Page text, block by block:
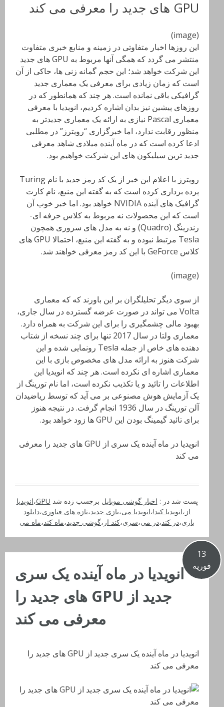
GPU های جدید را معرفی می کند
(image)
این روزها اخبار متفاوتی در زمینه و منابع خبری متفاوت
منتشر می گردد که همگی آنها مربوط به GPU های جدید
این شرکت خواهد شد؛ این حجم گمانه زنی ها، حاکی از آن
است که زمان زیادی برای معرفی یک معماری جدید
گرافیکی باقی نمانده است. هر چند که همانطور که در
روزهای پیشین نیز بدان اشاره کردیم، انویدیا با معرفی
معماری Pascal نیازی به ارائه یک معماری جدیدتر به
منظور رقابت ندارد، اما خبرگزاری “رویترز” در مطلبی
ادعا کرده است که در ماه آینده میلادی شاهد معرفی
جدید ترین سیلیکون های این شرکت خواهیم بود.
رویترز با اعلام این خبر از یک کد رمز جدید با نام Turing
پرده برداری کرده است که به گفته این منبع، نام کارت
گرافیک های آینده NVIDIA خواهد بود. اما خبر خوب آن
است که این محصولات نه مربوط به کلاس حرفه ای-
رندرینگ (Quadro) و نه به مدل های سروری همچون
Tesla مرتبط نبوده و به گفته این منبع، احتمالا GPU های
کلاس GeForce با این کد رمز معرفی خواهند شد.
(image)
از سوی دیگر تحلیلگران بر این باورند که که معماری
Volta می تواند در صورت عرضه گسترده در سال جاری،
بهبود مالی چشمگیری را برای این شرکت به همراه دارد.
معماری ولتا در سال 2017 تنها برای چند نسخه از شتاب
دهنده های خاص از جمله Tesla رونمایی شده و این
شرکت هنوز به ارائه مدل های مخصوص بازی با این
معماری اشاره ای نکرده است. هر چند که انویدیا این
اطلاعات را تائید و یا تکذیب نکرده است، اما نام تورینگ از
یک آزمایش هوش مصنوعی بر می آید که توسط ریاضیدان
آلن تورینگ در سال 1936 انجام گرفت. در نتیجه هنوز
برای تائید گیمینگ بودن این GPU ها زود خواهد بود.
انویدیا در ماه آینده یک سری از GPU های جدید را معرفی
می کند
پست شد در : اخبار گوشی موبایل برچسب زده شد GPU،انویدیا
از ،انویدیا کند!،انویدیا می،بازی جدید،تازه های فناوری،دانلود
بازی،در کند،در می،سری،کند از ،گوشی جدید،ماه کند،ماه می
13
فوریه
انویدیا در ماه آینده یک سری
جدید از GPU های جدید را
معرفی می کند
انویدیا در ماه آینده یک سری جدید از GPU های جدید را
معرفی می کند